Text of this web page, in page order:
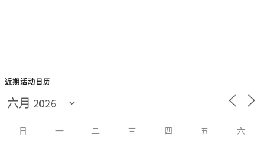
近期活动日历
日 一 二 三 四 五 六